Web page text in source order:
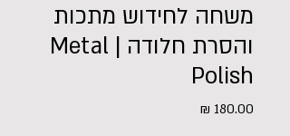
משחה לחידוש מתכות
והסרת חלודה | Metal
Polish